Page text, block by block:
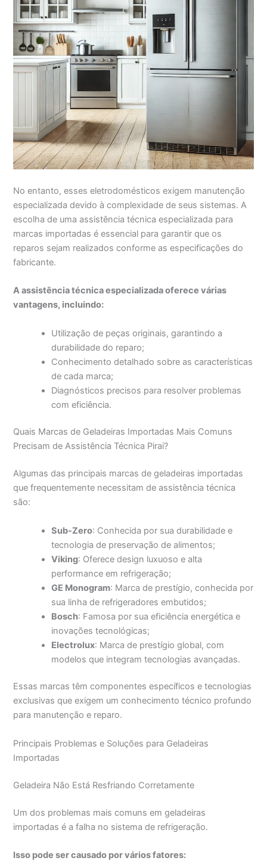
No entanto, esses eletrodomésticos exigem manutenção
especializada devido à complexidade de seus sistemas. A
escolha de uma assistência técnica especializada para
marcas importadas é essencial para garantir que os
reparos sejam realizados conforme as especificações do
fabricante.
A assistência técnica especializada oferece várias
vantagens, incluindo:
Utilização de peças originais, garantindo a
durabilidade do reparo;
Conhecimento detalhado sobre as características
de cada marca;
Diagnósticos precisos para resolver problemas
com eficiência.
Quais Marcas de Geladeiras Importadas Mais Comuns
Precisam de Assistência Técnica Pirai?
Algumas das principais marcas de geladeiras importadas
que frequentemente necessitam de assistência técnica
são:
Sub-Zero: Conhecida por sua durabilidade e
tecnologia de preservação de alimentos;
Viking: Oferece design luxuoso e alta
performance em refrigeração;
GE Monogram: Marca de prestígio, conhecida por
sua linha de refrigeradores embutidos;
Bosch: Famosa por sua eficiência energética e
inovações tecnológicas;
Electrolux: Marca de prestígio global, com
modelos que integram tecnologias avançadas.
Essas marcas têm componentes específicos e tecnologias
exclusivas que exigem um conhecimento técnico profundo
para manutenção e reparo.
Principais Problemas e Soluções para Geladeiras
Importadas
Geladeira Não Está Resfriando Corretamente
Um dos problemas mais comuns em geladeiras
importadas é a falha no sistema de refrigeração.
Isso pode ser causado por vários fatores: